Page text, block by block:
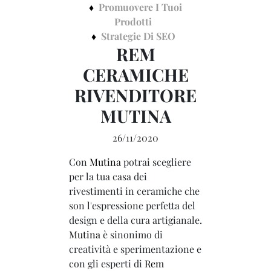
Promuovere I Tuoi
Prodotti
Strategie Di SEO
REM
CERAMICHE
RIVENDITORE
MUTINA
26/11/2020
Con Mutina potrai scegliere
per la tua casa dei
rivestimenti in ceramiche che
son l'espressione perfetta del
design e della cura artigianale.
Mutina è sinonimo di
creatività e sperimentazione e
con gli esperti di Rem